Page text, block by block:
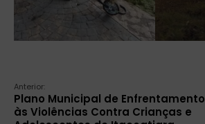
Anterior:
Plano Municipal de Enfrentamento
às Violências Contra Crianças e